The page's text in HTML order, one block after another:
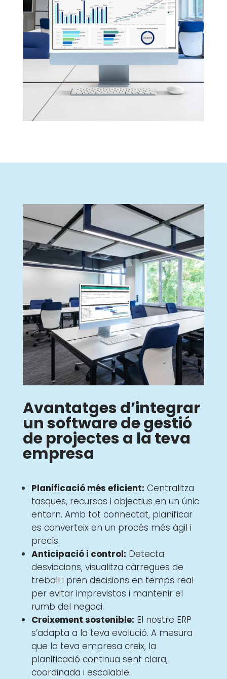
Avantatges d’integrar
un software de gestió
de projectes a la teva
empresa
Planificació més eficient: Centralitza
tasques, recursos i objectius en un únic
entorn. Amb tot connectat, planificar
es converteix en un procés més àgil i
precís.
Anticipació i control: Detecta
desviacions, visualitza càrregues de
treball i pren decisions en temps real
per evitar imprevistos i mantenir el
rumb del negoci.
Creixement sostenible: El nostre ERP
s’adapta a la teva evolució. A mesura
que la teva empresa creix, la
planificació continua sent clara,
coordinada i escalable.